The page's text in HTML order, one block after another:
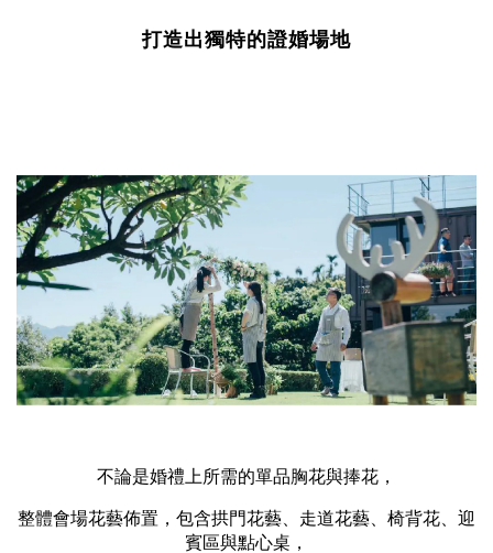
打造出獨特的證婚場地
不論是婚禮上所需的單品胸花與捧花，
整體會場花藝佈置，包含拱門花藝、 走道花藝 、椅背花
迎
賓區與點心桌，